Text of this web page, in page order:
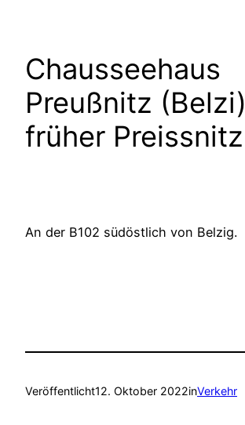
Chausseehaus
Preußnitz (Belzi)
früher Preissnitz
An der B102 südöstlich von Belzig.
Veröffentlicht12. Oktober 2022inVerkehr